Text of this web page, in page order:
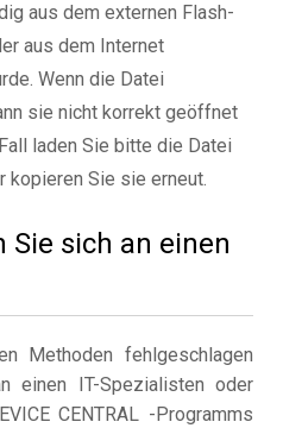
aus dem externen Flash-
aus dem Internet
Wenn die Datei
sie nicht korrekt geöffnet
laden Sie bitte die Datei
kopieren Sie sie erneut.
Sie sich an einen
Methoden fehlgeschlagen
einen IT-Spezialisten oder
CENTRAL -Programms